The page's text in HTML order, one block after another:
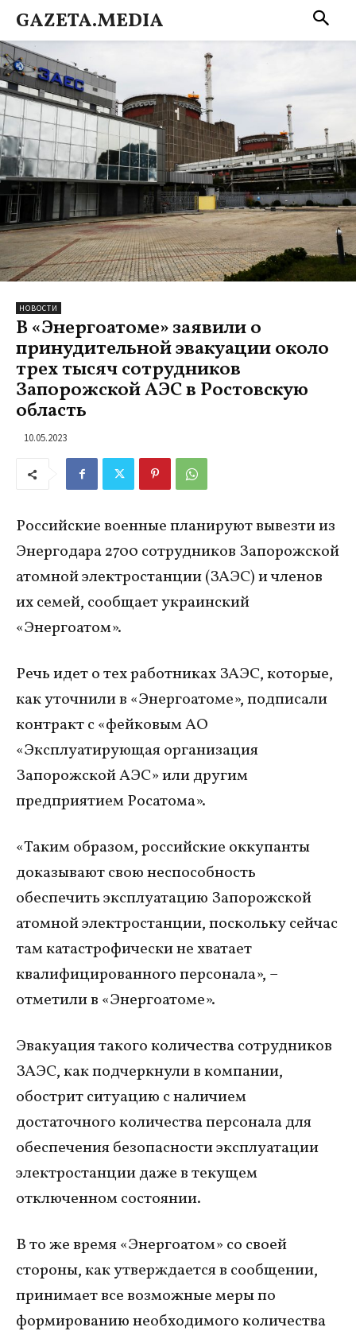
GAZETA.MEDIA
НОВОСТИ
В «Энергоатоме» заявили о
принудительной эвакуации около
трех тысяч сотрудников
Запорожской АЭС в Ростовскую
область
10.05.2023
Российские военные планируют вывезти из
Энергодара 2700 сотрудников Запорожской
атомной электростанции (ЗАЭС) и членов
их семей, сообщает украинский
«Энергоатом».
Речь идет о тех работниках ЗАЭС, которые,
как уточнили в «Энергоатоме», подписали
контракт с «фейковым АО
«Эксплуатирующая организация
Запорожской АЭС» или другим
предприятием Росатома».
«Таким образом, российские оккупанты
доказывают свою неспособность
обеспечить эксплуатацию Запорожской
атомной электростанции, поскольку сейчас
там катастрофически не хватает
квалифицированного персонала», –
отметили в «Энергоатоме».
Эвакуация такого количества сотрудников
ЗАЭС, как подчеркнули в компании,
обострит ситуацию с наличием
достаточного количества персонала для
обеспечения безопасности эксплуатации
электростанции даже в текущем
отключенном состоянии.
В то же время «Энергоатом» со своей
стороны, как утверждается в сообщении,
принимает все возможные меры по
формированию необходимого количества